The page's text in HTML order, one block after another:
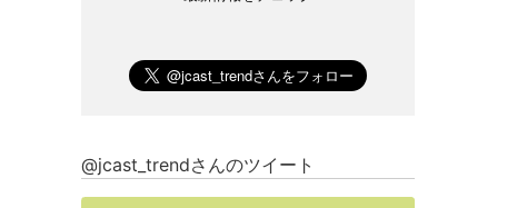
@jcast_trendさんのツイート